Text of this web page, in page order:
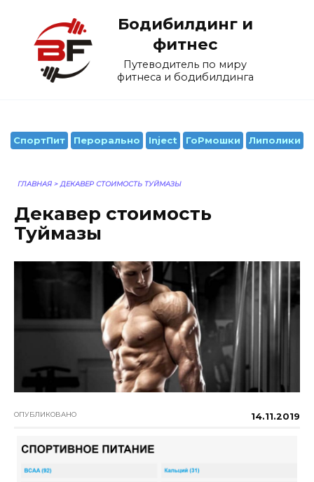
содержанию
Бодибилдинг и
фитнес
Путеводитель по миру
фитнеса и бодибилдинга
СпортПит Перорально Inject ГоРмошки Липолики
ГЛАВНАЯ > ДЕКАВЕР СТОИМОСТЬ ТУЙМАЗЫ
Декавер стоимость
Туймазы
ОПУБЛИКОВАНО 14.11.2019